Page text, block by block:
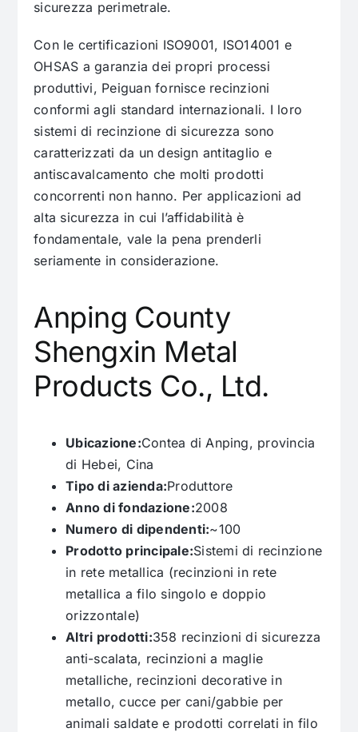
sicurezza perimetrale.
Con le certificazioni ISO9001, ISO14001 e
OHSAS a garanzia dei propri processi
produttivi, Peiguan fornisce recinzioni
conformi agli standard internazionali. I loro
sistemi di recinzione di sicurezza sono
caratterizzati da un design antitaglio e
antiscavalcamento che molti prodotti
concorrenti non hanno. Per applicazioni ad
alta sicurezza in cui l’affidabilità è
fondamentale, vale la pena prenderli
seriamente in considerazione.
Anping County
Shengxin Metal
Products Co., Ltd.
Ubicazione:Contea di Anping, provincia
di Hebei, Cina
Tipo di azienda:Produttore
Anno di fondazione:2008
Numero di dipendenti:~100
Prodotto principale:Sistemi di recinzione
in rete metallica (recinzioni in rete
metallica a filo singolo e doppio
orizzontale)
Altri prodotti:358 recinzioni di sicurezza
anti-scalata, recinzioni a maglie
metalliche, recinzioni decorative in
metallo, cucce per cani/gabbie per
animali saldate e prodotti correlati in filo